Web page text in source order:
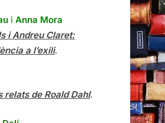
i Anna Mora
i Andreu Claret:
a l’exili.
relats de Roald Dahl.